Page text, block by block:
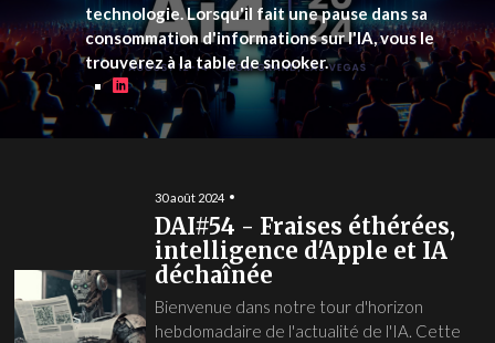
technologie. Lorsqu'il fait une pause dans sa
consommation d'informations sur l'IA, vous le
trouverez à la table de snooker.
30 août 2024
DAI#54 - Fraises éthérées,
intelligence d'Apple et IA
déchaînée
Bienvenue dans notre tour d'horizon
hebdomadaire de l'actualité de l'IA. Cette